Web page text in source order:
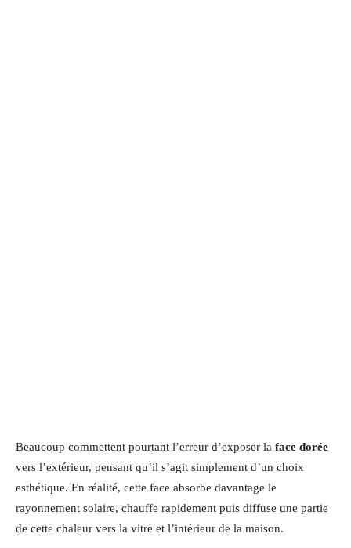
Beaucoup commettent pourtant l’erreur d’exposer la face dorée
vers l’extérieur, pensant qu’il s’agit simplement d’un choix
esthétique. En réalité, cette face absorbe davantage le
rayonnement solaire, chauffe rapidement puis diffuse une partie
de cette chaleur vers la vitre et l’intérieur de la maison.